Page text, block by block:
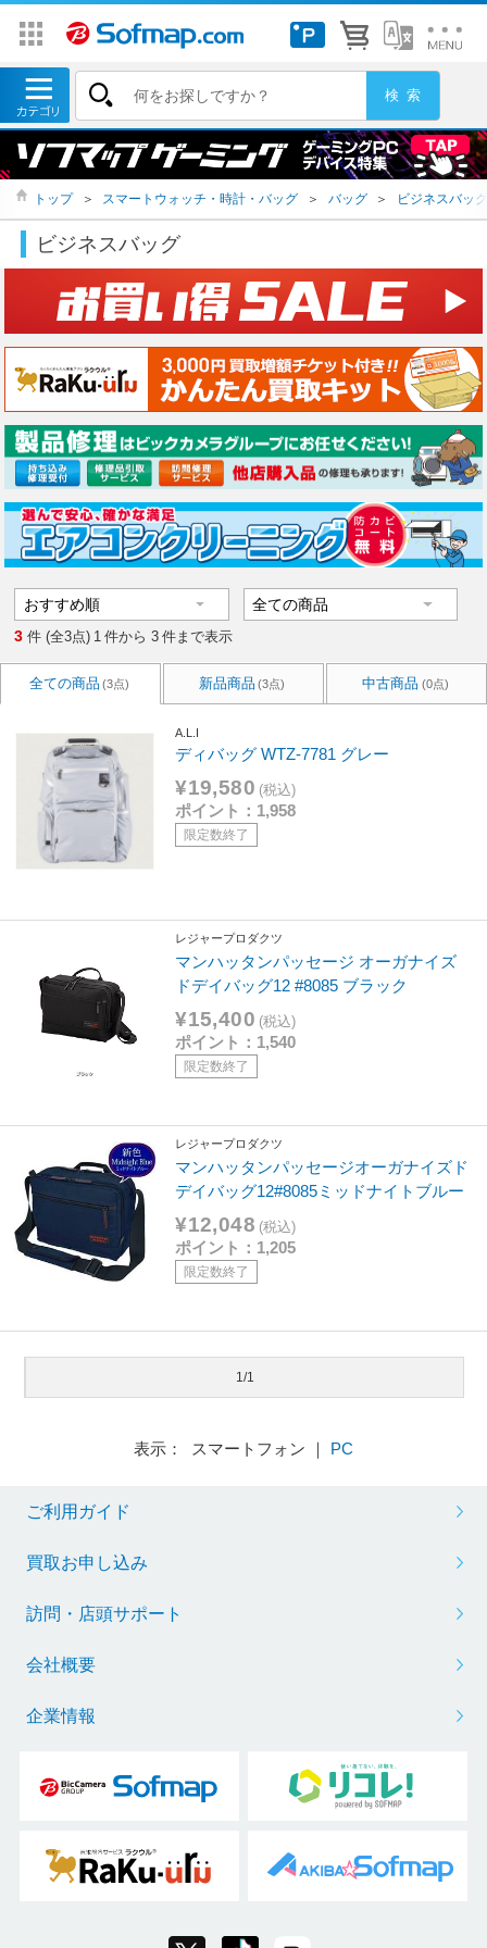
トップ ＞ スマートウォッチ・時計・バッグ ＞ バッグ ＞ ビジネスバッグ
ビジネスバッグ
3 件 (全3点) 1 件から 3 件まで表示
全ての商品 (3点) 新品商品 (3点) 中古商品 (0点)
A.L.I
ディバッグ WTZ-7781 グレー
¥19,580 (税込)
ポイント：1,958
限定数終了
レジャープロダクツ
マンハッタンパッセージ オーガナイズ
ドデイバッグ12 #8085 ブラック
¥15,400 (税込)
ポイント：1,540
限定数終了
レジャープロダクツ
マンハッタンパッセージオーガナイズド
デイバッグ12#8085ミッドナイトブルー
¥12,048 (税込)
ポイント：1,205
限定数終了
1/1
表示： スマートフォン ｜ PC
ご利用ガイド
買取お申し込み
訪問・店頭サポート
会社概要
企業情報